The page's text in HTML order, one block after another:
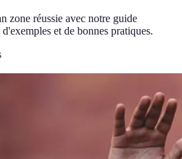
zone réussie avec notre guide
et de bonnes pratiques.